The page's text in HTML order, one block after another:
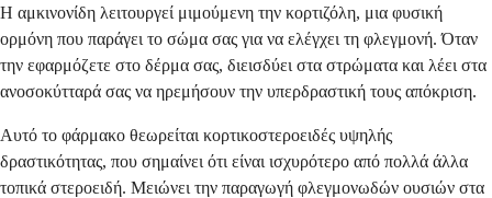
Η αμκινονίδη λειτουργεί μιμούμενη την κορτιζόλη, μια φυσική
ορμόνη που παράγει το σώμα σας για να ελέγχει τη φλεγμονή. Όταν
την εφαρμόζετε στο δέρμα σας, διεισδύει στα στρώματα και λέει στα
ανοσοκύτταρά σας να ηρεμήσουν την υπερδραστική τους απόκριση.
Αυτό το φάρμακο θεωρείται κορτικοστεροειδές υψηλής
δραστικότητας, που σημαίνει ότι είναι ισχυρότερο από πολλά άλλα
τοπικά στεροειδή. Μειώνει την παραγωγή φλεγμονωδών ουσιών στα